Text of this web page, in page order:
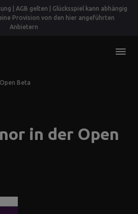
| AGB gelten | Glücksspiel kann abhängig
Provision von den hier angeführten
Anbietern
Beta
in der Open